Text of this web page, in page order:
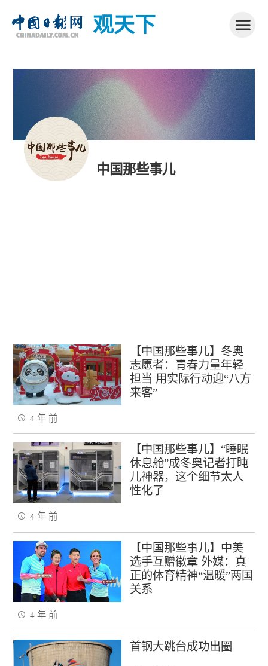
观天下
中国那些事儿
【中国那些事儿】冬奥
志愿者：青春力量年轻
担当 用实际行动迎“八方
来客”
4 年 前
【中国那些事儿】“睡眠
休息舱”成冬奥记者打盹
儿神器，这个细节太人
性化了
4 年 前
【中国那些事儿】中美
选手互赠徽章 外媒：真
正的体育精神“温暖”两国
关系
4 年 前
首钢大跳台成功出圈